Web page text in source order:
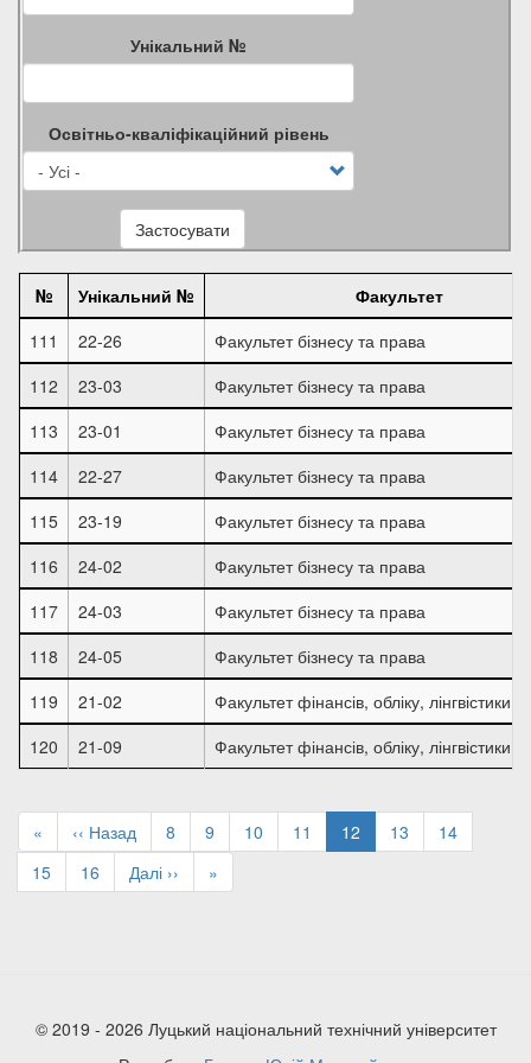
Унікальний №
Освітньо-кваліфікаційний рівень
Застосувати
№ Унікальний №
Факультет
111
22-26
Факультет бізнесу та права
112
23-03
Факультет бізнесу та права
113
23-01
Факультет бізнесу та права
114
22-27
Факультет бізнесу та права
115
23-19
Факультет бізнесу та права
116
24-02
Факультет бізнесу та права
117
24-03
Факультет бізнесу та права
118
24-05
Факультет бізнесу та права
119
21-02
Факультет фінансів, обліку, лінгвістики
120
21-09 Факультет фінансів, обліку, лінгвістики
Розбивка
на
сторінки
Перша
сторінка
«
Попередня
сторінка
‹‹ Назад Page
8 Page
9 Page
10 Page
11
Поточна
сторінка
12 Page
13 Page
14
Page
15 Page
16
Наступна
сторінка
Далі ››
Остання
сторінка
»
© 2019 - 2026 Луцький національний технічний університет